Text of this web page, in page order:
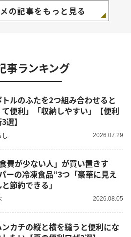
の記事をもっと見る
事ランキング
ルのふたを2つ組み合わせると
て便利」「収納しやすい」【便利
選】
し 2026.07.29
ーの冷凍食品”3つ「豪華に見え
節約できる」
2026.08.05
カチの縦と横を縫うと便利にな